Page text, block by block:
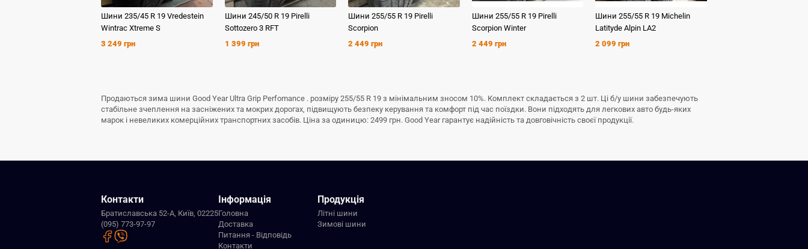
Шини 235/45 R 19 Vredestein
Wintrac Xtreme S
3 249 грн
Шини 245/50 R 19 Pirelli
Sottozero 3 RFT
1 399 грн
Шини255/55 R 19 Pirelli
Scorpion
2 449 грн
Шини 255/55 R 19 Pirelli
Scorpion Winter
2 449 грн
Шини255/55 R 19 Michelin
Latityde Alpin LA2
2 099 грн
Продаються зима шини Good Year Ultra Grip Perfomance . розміру 255/55 R 19 з мінімальним зносом 10%. Комплект складається з 2 шт. Ці б/у шини забезпечують
стабільне зчеплення на засніжених та мокрих дорогах, підвищують безпеку керування та комфорт під час поїздки. Вони підходять для легкових авто будь-яких
марок і невеликих комерційних транспортних засобів. Ціна за одиницю: 2499 грн. Good Year гарантує надійність та довговічність своєї продукції.
Контакти
Братиславська 52-А, Київ, 02225
(095) 773-97-97
Інформація
Головна
Доставка
Питання - Відповідь
Контакти
Продукція
Літні шини
Зимові шини